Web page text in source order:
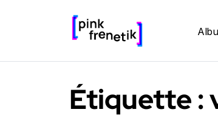
Étiquette :